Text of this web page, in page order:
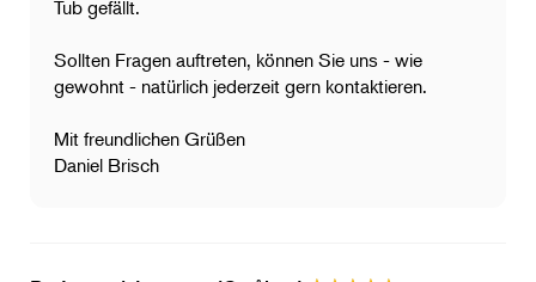
Tub gefällt.
​Sollten Fragen auftreten, können Sie uns - wie
gewohnt - natürlich jederzeit gern kontaktieren.
Mit freundlichen Grüßen
Daniel Brisch